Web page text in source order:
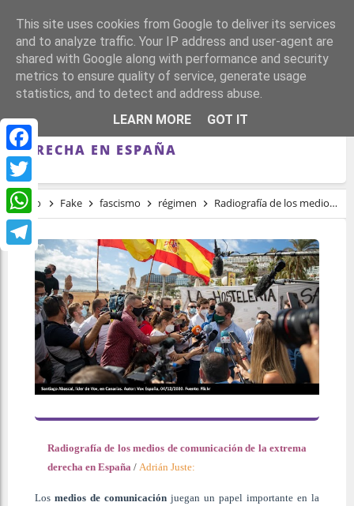
Facebook
Twitter
WhatsApp
Telegram
RADIOGRAFÍA DE LOS MEDIOS DE
COMUNICACIÓN DE LA EXTREMA
DERECHA EN ESPAÑA
Inicio Fake fascismo régimen Radiografía de los medios de comunicación de la extrema derecha en España
Radiografía de los medios de comunicación de la extrema
derecha en España / Adrián Juste:
Los medios de comunicación juegan un papel importante en la
This site uses cookies from Google to deliver its services
and to analyze traffic. Your IP address and user-agent are
shared with Google along with performance and security
metrics to ensure quality of service, generate usage
statistics, and to detect and address abuse.
LEARN MORE
GOT IT